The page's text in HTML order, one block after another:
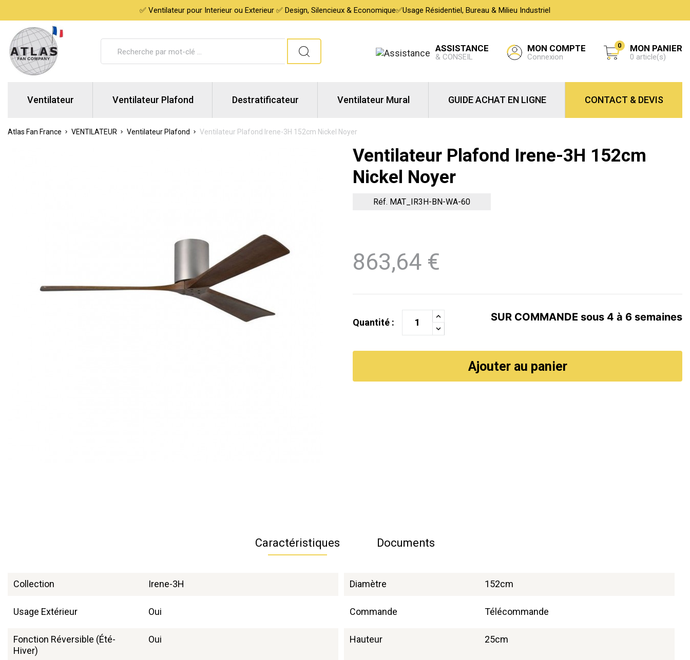
✅ Ventilateur pour Interieur ou Exterieur ✅ Design, Silencieux & Economique✅Usage Résidentiel, Bureau & Milieu Industriel
ASSISTANCE
& CONSEIL
MON COMPTE
Connexion
0 MON PANIER
0 article(s)
Ventilateur Ventilateur Plafond Destratificateur Ventilateur Mural GUIDE ACHAT EN LIGNE CONTACT & DEVIS
Atlas Fan France VENTILATEUR Ventilateur Plafond Ventilateur Plafond Irene-3H 152cm Nickel Noyer
Ventilateur Plafond Irene-3H 152cm
Nickel Noyer
Réf. MAT_IR3H-BN-WA-60
863,64 €
Quantité : SUR COMMANDE sous 4 à 6 semaines
Ajouter au panier
Caractéristiques
Collection Irene-3H Diamètre 152cm
Usage Extérieur Oui Commande Télécommande
Fonction Réversible (été-
Hiver)
Oui Hauteur 25cm
Documents